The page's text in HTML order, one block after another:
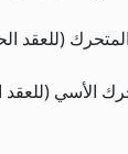
الأسي (للعقد